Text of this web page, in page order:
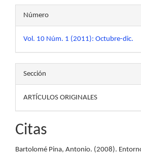
Número
Vol. 10 Núm. 1 (2011): Octubre-dic.
Sección
ARTÍCULOS ORIGINALES
Citas
Bartolomé Pina, Antonio. (2008).